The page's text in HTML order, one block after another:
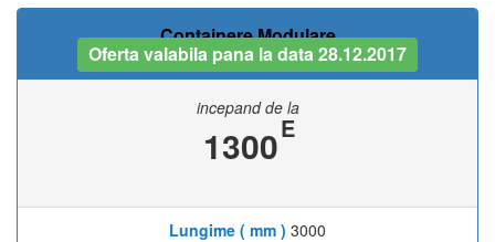
Containere Modulare
Oferta valabila pana la data 28.12.2017
incepand de la
1300E
Lungime ( mm ) 3000